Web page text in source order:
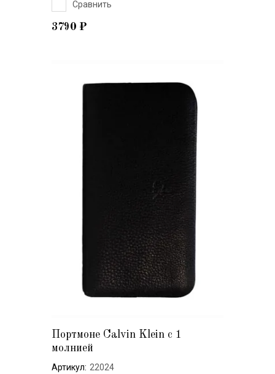
3790 ₽
Сравнить
Портмоне Calvin Klein с 1
молнией
Артикул: 22024